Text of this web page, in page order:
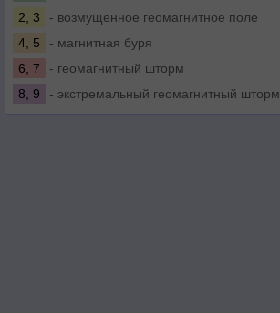
2, 3
- возмущенное геомагнитное поле
4, 5
- магнитная буря
6, 7
- геомагнитный шторм
8, 9
- экстремальный геомагнитный шторм